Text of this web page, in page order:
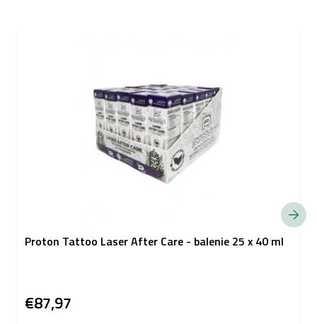
Proton Tattoo Laser After Care - balenie 25 x 40 ml
€87,97